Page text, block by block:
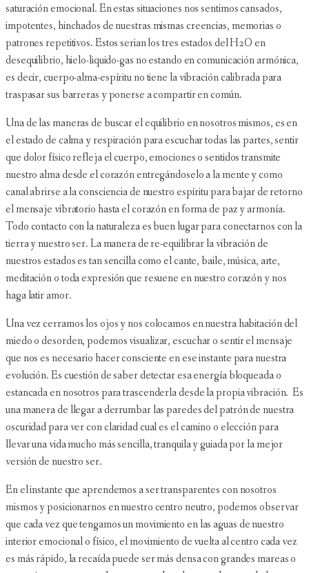
saturación emocional. En estas situaciones nos sentimos cansados,
impotentes, hinchados de nuestras mismas creencias, memorias o
patrones repetitivos. Estos serian los tres estados del H2O en
desequilibrio, hielo-liquido-gas no estando en comunicación armónica,
es decir, cuerpo-alma-espíritu no tiene la vibración calibrada para
traspasar sus barreras y ponerse a compartir en común.
Una de las maneras de buscar el equilibrio en nosotros mismos, es en
el estado de calma y respiración para escuchar todas las partes, sentir
que dolor físico refleja el cuerpo, emociones o sentidos transmite
nuestro alma desde el corazón entregándoselo a la mente y como
canal abrirse a la consciencia de nuestro espíritu para bajar de retorno
el mensaje vibratorio hasta el corazón en forma de paz y armonía.
Todo contacto con la naturaleza es buen lugar para conectarnos con la
tierra y nuestro ser. La manera de re-equilibrar la vibración de
nuestros estados es tan sencilla como el cante, baile, música, arte,
meditación o toda expresión que resuene en nuestro corazón y nos
haga latir amor.
Una vez cerramos los ojos y nos colocamos en nuestra habitación del
miedo o desorden, podemos visualizar, escuchar o sentir el mensaje
que nos es necesario hacer consciente en ese instante para nuestra
evolución. Es cuestión de saber detectar esa energía bloqueada o
estancada en nosotros para trascenderla desde la propia vibración. Es
una manera de llegar a derrumbar las paredes del patrón de nuestra
oscuridad para ver con claridad cual es el camino o elección para
llevar una vida mucho más sencilla, tranquila y guiada por la mejor
versión de nuestro ser.
En el instante que aprendemos a ser transparentes con nosotros
mismos y posicionarnos en nuestro centro neutro, podemos observar
que cada vez que tengamos un movimiento en las aguas de nuestro
interior emocional o físico, el movimiento de vuelta al centro cada vez
es más rápido, la recaída puede ser más densa con grandes mareas o